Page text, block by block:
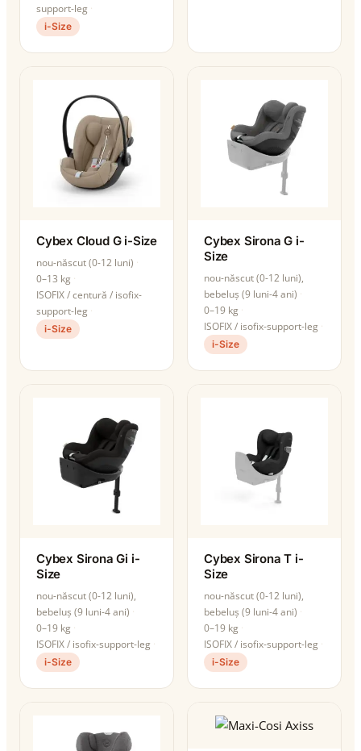
support-leg
i-Size
Cybex Cloud G i-Size
nou-născut (0-12 luni)
0–13 kg
ISOFIX / centură / isofix-
support-leg
i-Size
Cybex Sirona G i-
Size
nou-născut (0-12 luni),
bebeluș (9 luni-4 ani)
0–19 kg
ISOFIX / isofix-support-leg
i-Size
Cybex Sirona Gi i-
Size
nou-născut (0-12 luni),
bebeluș (9 luni-4 ani)
0–19 kg
ISOFIX / isofix-support-leg
i-Size
Cybex Sirona T i-
Size
nou-născut (0-12 luni),
bebeluș (9 luni-4 ani)
0–19 kg
ISOFIX / isofix-support-leg
i-Size